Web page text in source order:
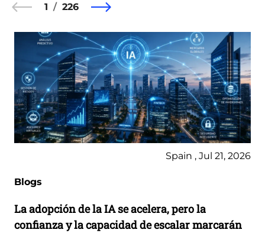
1 226
Spain , Jul 21, 2026
Blogs
La adopción de la IA se acelera, pero la
confianza y la capacidad de escalar marcarán